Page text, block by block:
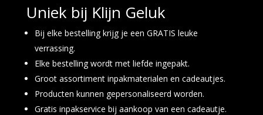
Uniek bij Klijn Geluk
Bij elke bestelling krijg je een GRATIS leuke
verrassing.
Elke bestelling wordt met liefde ingepakt.
Groot assortiment inpakmaterialen en cadeautjes.
Producten kunnen gepersonaliseerd worden.
Gratis inpakservice bij aankoop van een cadeautje.